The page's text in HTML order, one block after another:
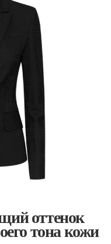
оттенок
тона кожи